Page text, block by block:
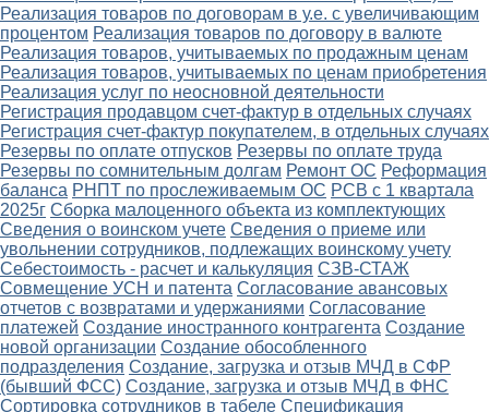
Реализация товаров по договорам в у.е. с увеличивающим
процентом Реализация товаров по договору в валюте
Реализация товаров, учитываемых по продажным ценам
Реализация товаров, учитываемых по ценам приобретения
Реализация услуг по неосновной деятельности
Регистрация продавцом счет-фактур в отдельных случаях
Регистрация счет-фактур покупателем, в отдельных случаях
Резервы по оплате отпусков Резервы по оплате труда
Резервы по сомнительным долгам Ремонт ОС Реформация
баланса РНПТ по прослеживаемым ОС РСВ с 1 квартала
2025г Сборка малоценного объекта из комплектующих
Сведения о воинском учете Сведения о приеме или
увольнении сотрудников, подлежащих воинскому учету
Себестоимость - расчет и калькуляция СЗВ-СТАЖ
Совмещение УСН и патента Согласование авансовых
отчетов с возвратами и удержаниями Согласование
платежей Создание иностранного контрагента Создание
новой организации Создание обособленного
подразделения Создание, загрузка и отзыв МЧД в СФР
(бывший ФСС) Создание, загрузка и отзыв МЧД в ФНС
Сортировка сотрудников в табеле Спецификация